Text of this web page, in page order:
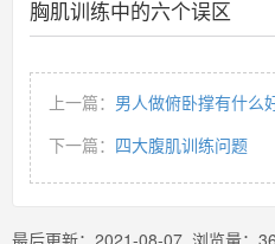
胸肌训练中的六个误区
上一篇： 男人做俯卧撑有什么
下一篇： 四大腹肌训练问题
最后更新： 2021-08-07 浏览量：